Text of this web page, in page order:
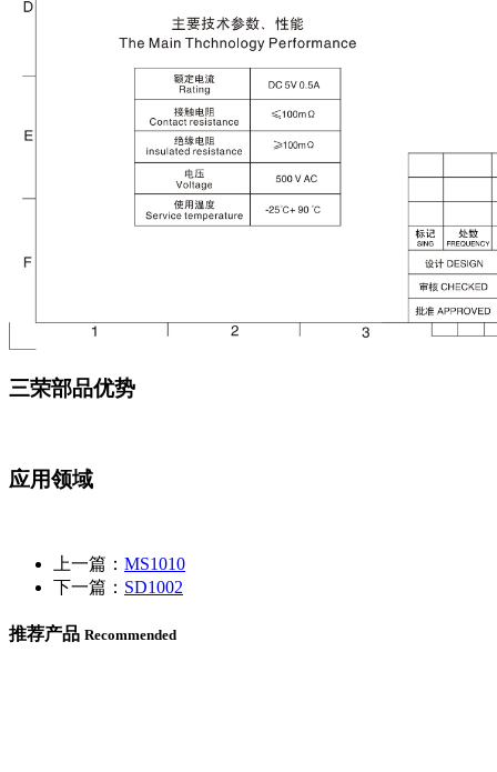
三荣部品优势
应用领域
上一篇： MS1010
下一篇： SD1002
推荐产品 Recommended